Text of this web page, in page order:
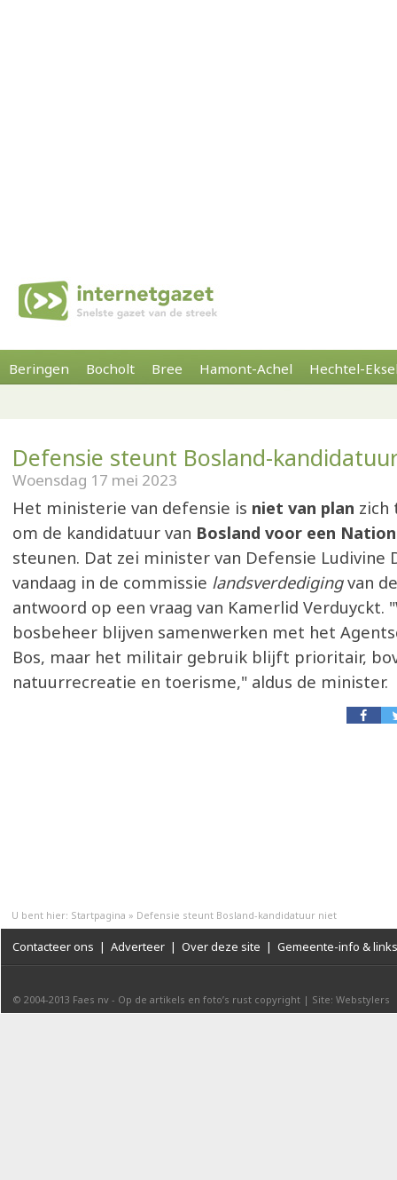
Beringen Bocholt Bree Hamont-Achel Hechtel-
Defensie steunt Bosland-
Woensdag 17 mei 2023
Het ministerie van defensie is niet van plan zich
om de kandidatuur van Bosland voor een
steunen. Dat zei minister van Defensie Ludivine
vandaag in de commissie landsverdedigingvan
antwoord op een vraag van Kamerlid Verduyckt.
bosbeheer blijven samenwerken met het
Bos, maar het militair gebruik blijft prioritair,
natuurrecreatie en toerisme," aldus de minister.
U bent hier: Startpagina » Defensie steunt Bosland-kandidatuur niet
Contacteer ons | Adverteer | Over deze site | Gemeente-info & links
© 2004-2013 Faes nv - Op de artikels en foto’s rust copyright | Site: Webstylers